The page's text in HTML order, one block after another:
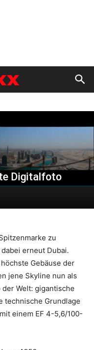
Digitalfoto
zu
erneut Dubai.
Gebäuse der
jene Skyline nun als
Welt: gigantische
technische Grundlage
einem EF 4-5,6/100-